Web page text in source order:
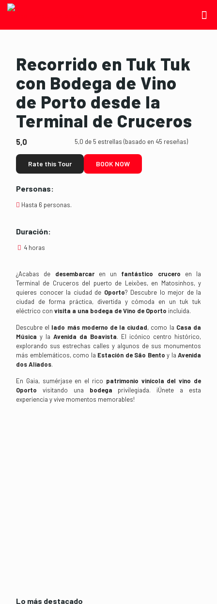
Recorrido en Tuk Tuk
con Bodega de Vino
de Porto desde la
Terminal de Cruceros
5,0 5,0 de 5 estrellas (basado en 45 reseñas)
Rate this Tour BOOK NOW
Personas:
Hasta 6 personas.
Duración:
4 horas
¿Acabas de desembarcaren un fantástico crucero en la
Terminal de Cruceros del puerto de Leixões, en Matosinhos, y
quieres conocer la ciudad de Oporto? Descubre lo mejor de la
ciudad de forma práctica, divertida y cómoda en un tuk tuk
eléctrico con visita a una bodega de Vino de Oporto incluida.
Descubre el lado más moderno de la ciudad, como la Casa da
Música y la Avenida da Boavista. El icónico centro histórico,
explorando sus estrechas calles y algunos de sus monumentos
más emblemáticos, como la Estación de São Bento y la Avenida
dos Aliados.
En Gaia, sumérjase en el rico patrimonio vinícola del vino de
Oporto visitando una bodega privilegiada. ¡Únete a esta
experiencia y vive momentos memorables!
Lo más destacado